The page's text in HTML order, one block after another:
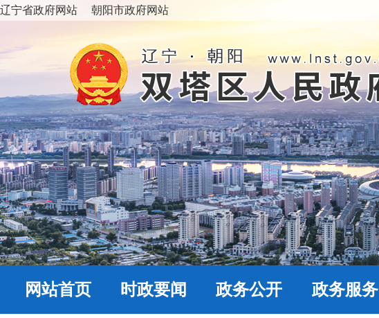
辽宁省政府网站 朝阳市政府网站
网站首页 时政要闻 政务公开 政务服务